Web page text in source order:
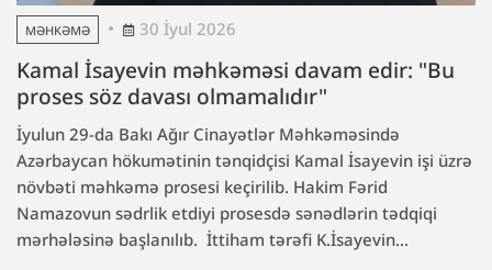
MƏHKƏMƏ 30 İyul 2026
Kamal İsayevin məhkəməsi davam edir: "Bu
proses söz davası olmamalıdır"
İyulun 29-da Bakı Ağır Cinayətlər Məhkəməsində
Azərbaycan hökumətinin tənqidçisi Kamal İsayevin işi üzrə
növbəti məhkəmə prosesi keçirilib. Hakim Fərid
Namazovun sədrlik etdiyi prosesdə sənədlərin tədqiqi
mərhələsinə başlanılıb. İttiham tərəfi K.İsayevin...